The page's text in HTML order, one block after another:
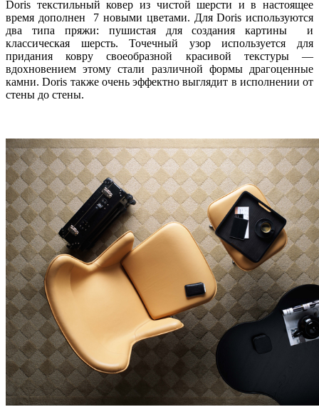
Doris текстильный ковер из чистой шерсти и в настоящее
время дополнен 7 новыми цветами. Для Doris используются
два типа пряжи: пушистая для создания картины и
классическая шерсть. Точечный узор используется для
придания ковру своеобразной красивой текстуры —
вдохновением этому стали различной формы драгоценные
камни. Doris также очень эффектно выглядит в исполнении от
стены до стены.